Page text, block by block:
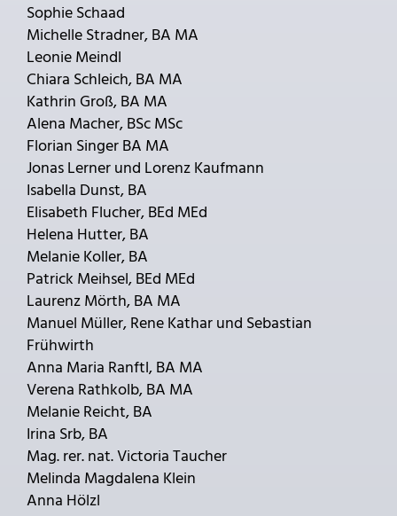
Sophie Schaad
Michelle Stradner, BA MA
Leonie Meindl
Chiara Schleich, BA MA
Kathrin Groß, BA MA
Alena Macher, BSc MSc
Florian Singer BA MA
Jonas Lerner und Lorenz Kaufmann
Isabella Dunst, BA
Elisabeth Flucher, BEd MEd
Helena Hutter, BA
Melanie Koller, BA
Patrick Meihsel, BEd MEd
Laurenz Mörth, BA MA
Manuel Müller, Rene Kathar und Sebastian
Frühwirth
Anna Maria Ranftl, BA MA
Verena Rathkolb, BA MA
Melanie Reicht, BA
Irina Srb, BA
Mag. rer. nat. Victoria Taucher
Melinda Magdalena Klein
Anna Hölzl